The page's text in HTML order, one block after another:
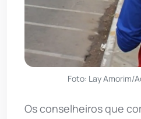
Foto: Lay Amorim/
Os conselheiros que